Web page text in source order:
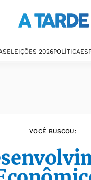
ELEIÇÕES 2026POLÍTICA
VOCÊ BUSCOU: